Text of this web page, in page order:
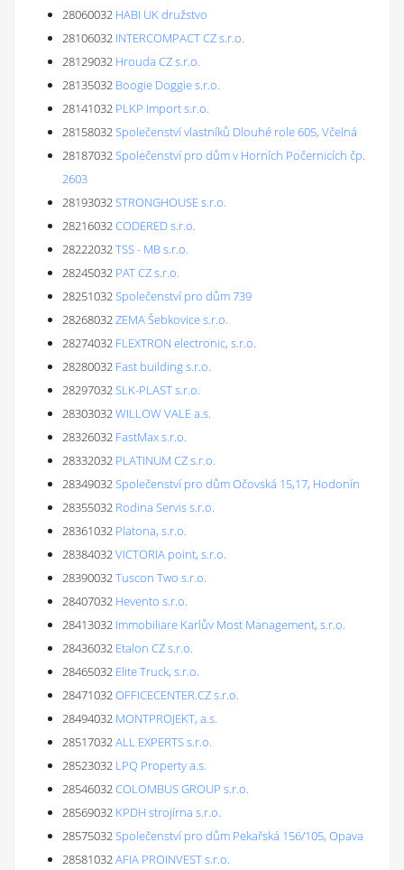
28060032 HABI UK družstvo
28106032 INTERCOMPACT CZ s.r.o.
28129032 Hrouda CZ s.r.o.
28135032 Boogie Doggie s.r.o.
28141032 PLKP Import s.r.o.
28158032Společenství vlastníků Dlouhé role 605, Včelná
28187032Společenství pro dům v Horních Počernicích čp.
2603
28193032STRONGHOUSE s.r.o.
28216032CODERED s.r.o.
28222032TSS - MB s.r.o.
28245032 PAT CZ s.r.o.
28251032Společenství pro dům 739
28268032ZEMA Šebkovice s.r.o.
28274032 FLEXTRON electronic, s.r.o.
28280032 Fast building s.r.o.
28297032SLK-PLAST s.r.o.
28303032WILLOW VALE a.s.
28326032 FastMax s.r.o.
28332032 PLATINUM CZ s.r.o.
28349032Společenství pro dům Očovská 15,17, Hodonín
28355032 Rodina Servis s.r.o.
28361032 Platona, s.r.o.
28384032VICTORIA point, s.r.o.
28390032Tuscon Two s.r.o.
28407032 Hevento s.r.o.
28413032 Immobiliare Karlův Most Management, s.r.o.
28436032 Etalon CZ s.r.o.
28465032 Elite Truck, s.r.o.
28471032OFFICECENTER.CZ s.r.o.
28494032 MONTPROJEKT, a.s.
28517032ALL EXPERTS s.r.o.
28523032 LPQ Property a.s.
28546032COLOMBUS GROUP s.r.o.
28569032 KPDH strojírna s.r.o.
28575032Společenství pro dům Pekařská 156/105, Opava
28581032AFIA PROINVEST s.r.o.